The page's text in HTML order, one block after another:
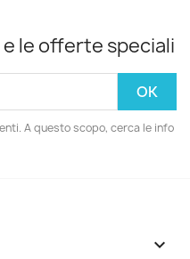
le offerte speciali
A questo scopo, cerca le info
